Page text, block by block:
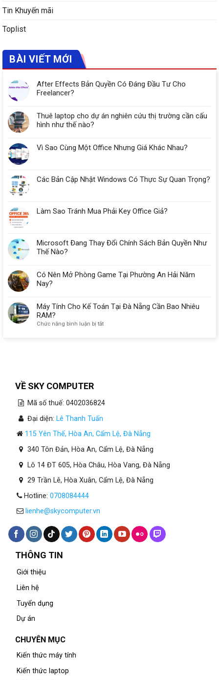
Tin Khuyến mãi
Toplist
BÀI VIẾT MỚI
After Effects Bản Quyền Có Đáng Đầu Tư Cho
Freelancer?
Thuê laptop cho dự án nghiên cứu thị trường cần cấu
hình như thế nào?
Vì Sao Cùng Một Office Nhưng Giá Khác Nhau?
Các Bản Cập Nhật Windows Có Thực Sự Quan Trọng?
Làm Sao Tránh Mua Phải Key Office Giả?
Microsoft Đang Thay Đổi Chính Sách Bản Quyền Như
Thế Nào?
Có Nên Mở Phòng Game Tại Phường An Hải Năm
Nay?
Máy Tính Cho Kế Toán Tại Đà Nẵng Cần Bao Nhiêu
RAM?
Chức năng bình luận bị tắtở
Bao
VỀ SKY COMPUTER
Mã số thuế: 0402036824
Đại diện: Lê Thanh Tuấn
115 Yên Thế, Hòa An, Cẩm Lệ, Đà Nẵng
340 Tôn Đản, Hòa An, Cẩm Lệ, Đà Nẵng
Lô 14 ĐT 605, Hòa Châu, Hòa Vang, Đà Nẵng
29 Trần Lê, Hòa Xuân, Cẩm Lệ, Đà Nẵng
Hotline: 0708084444
lienhe@skycomputer.vn
THÔNG TIN
Giới thiệu
Liên hệ
Tuyển dụng
Dự án
CHUYÊN MỤC
Kiến thức máy tính
Kiến thức laptop